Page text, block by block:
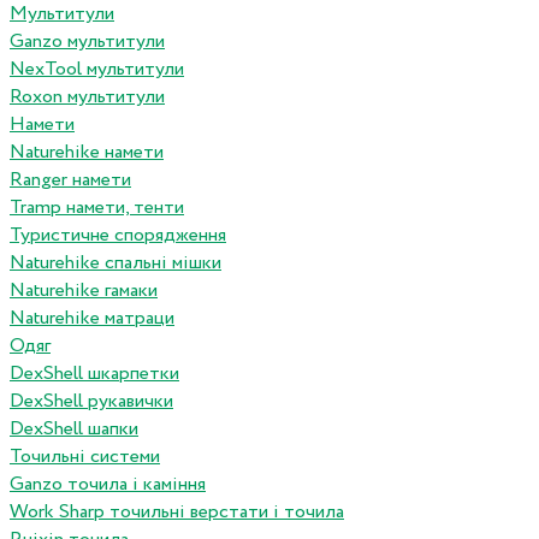
Мультитули
Ganzo мультитули
NexTool мультитули
Roxon мультитули
Намети
Naturehike намети
Ranger намети
Tramp намети, тенти
Туристичне спорядження
Naturehike спальні мішки
Naturehike гамаки
Naturehike матраци
Одяг
DexShell шкарпетки
DexShell рукавички
DexShell шапки
Точильні системи
Ganzo точила і каміння
Work Sharp точильні верстати і точила